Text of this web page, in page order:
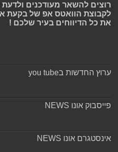
רוצים להשאר מעודכנים
לקבוצת הוואטס אפ של בקעת
את כל הדיווחים בעיר שלכם !
ערוץ החדשות בyou tube
פייסבוק אונו NEWS
אינסטגרם אונו NEWS